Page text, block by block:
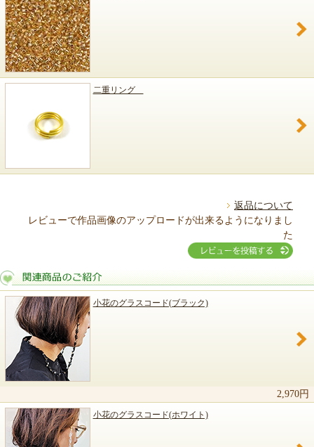
二重リング
返品について
レビューで作品画像のアップロードが出来るようになりまし
た
小花のグラスコード(ブラック)
2,970円
小花のグラスコード(ホワイト)